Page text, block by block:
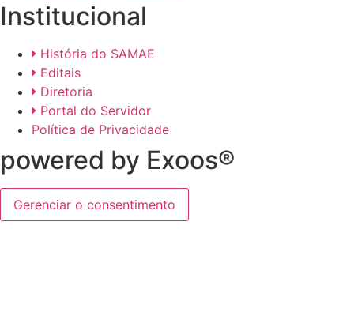
Institucional
História do SAMAE
Editais
Diretoria
Portal do Servidor
Política de Privacidade
powered by Exoos®
Gerenciar o consentimento